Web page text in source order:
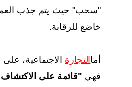
"سحب" حيث يتم جذب العميل
خاضع للرقابة.
التجارةالاجتماعية، على
"قائمة على الاكتشاف"